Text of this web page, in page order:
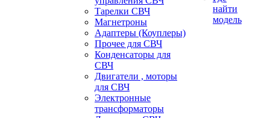
Тарелки СВЧ
Магнетроны
Адаптеры (Коуплеры)
Прочее для СВЧ
Конденсаторы для
СВЧ
Двигатели , моторы
для СВЧ
Электронные
трансформаторы
найти
модель